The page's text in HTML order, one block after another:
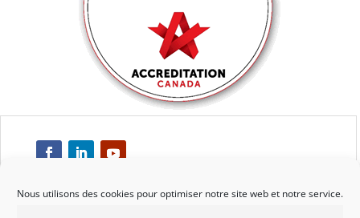
Nous utilisons des cookies pour optimiser notre site web et notre service.